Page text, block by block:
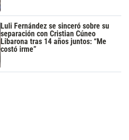
Luli Fernández se sinceró sobre su
separación con Cristian Cúneo
Libarona tras 14 años juntos: “Me
costó irme”